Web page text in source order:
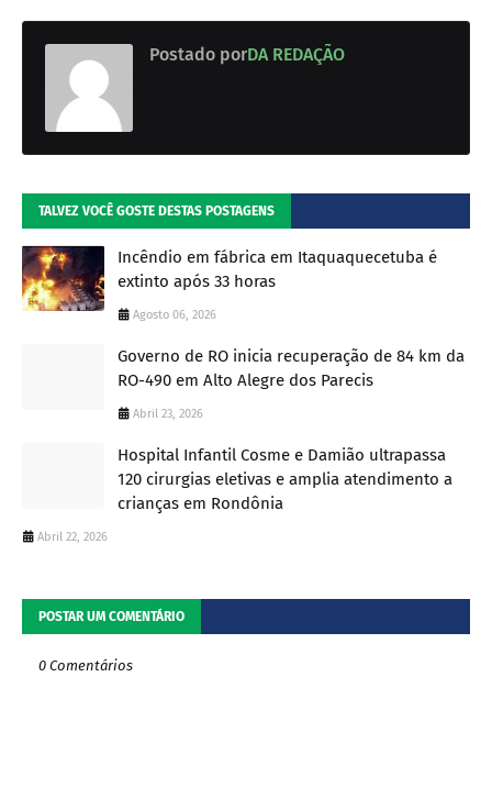
Postado porDA REDAÇÃO
TALVEZ VOCÊ GOSTE DESTAS POSTAGENS
Incêndio em fábrica em Itaquaquecetuba é
extinto após 33 horas
Agosto 06, 2026
Governo de RO inicia recuperação de 84 km da
RO-490 em Alto Alegre dos Parecis
Abril 23, 2026
Hospital Infantil Cosme e Damião ultrapassa
120 cirurgias eletivas e amplia atendimento a
crianças em Rondônia
Abril 22, 2026
POSTAR UM COMENTÁRIO
0 Comentários